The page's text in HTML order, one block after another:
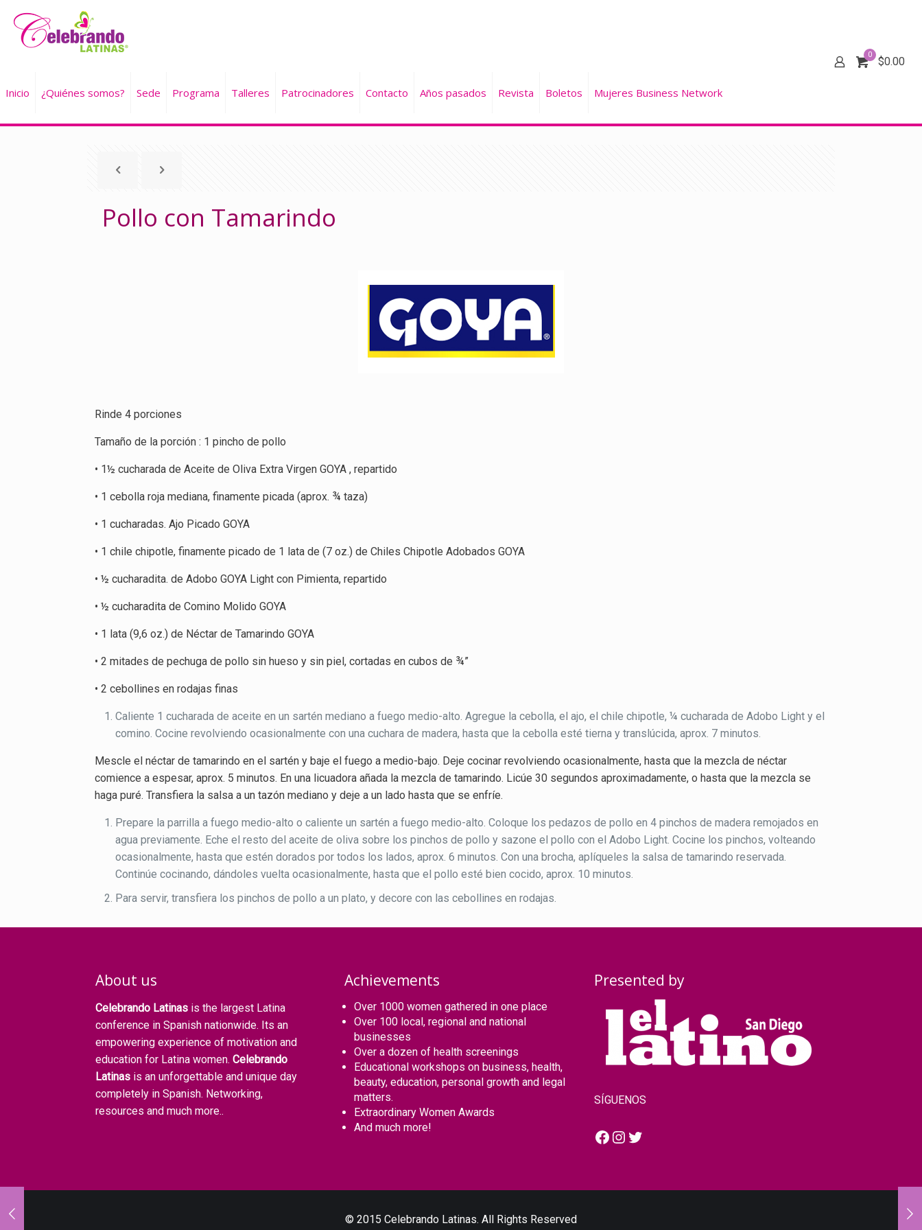
Inicio ¿Quiénes somos? Sede Programa Talleres Patrocinadores Contacto Años pasados Revista Boletos Mujeres Business Network
0
$0.00
Pollo con Tamarindo
Rinde 4 porciones
Tamaño de la porción : 1 pincho de pollo
• 1½ cucharada de Aceite de Oliva Extra Virgen GOYA , repartido
• 1 cebolla roja mediana, finamente picada (aprox. ¾ taza)
• 1 cucharadas. Ajo Picado GOYA
• 1 chile chipotle, finamente picado de 1 lata de (7 oz.) de Chiles Chipotle Adobados GOYA
• ½ cucharadita. de Adobo GOYA Light con Pimienta, repartido
• ½ cucharadita de Comino Molido GOYA
• 1 lata (9,6 oz.) de Néctar de Tamarindo GOYA
• 2 mitades de pechuga de pollo sin hueso y sin piel, cortadas en cubos de ¾”
• 2 cebollines en rodajas finas
Caliente 1 cucharada de aceite en un sartén mediano a fuego medio-alto. Agregue la cebolla, el ajo, el chile chipotle, ¼ cucharada de Adobo Light y el
comino. Cocine revolviendo ocasionalmente con una cuchara de madera, hasta que la cebolla esté tierna y translúcida, aprox. 7 minutos.
Mescle el néctar de tamarindo en el sartén y baje el fuego a medio-bajo. Deje cocinar revolviendo ocasionalmente, hasta que la mezcla de néctar
comience a espesar, aprox. 5 minutos. En una licuadora añada la mezcla de tamarindo. Licúe 30 segundos aproximadamente, o hasta que la mezcla se
haga puré. Transfiera la salsa a un tazón mediano y deje a un lado hasta que se enfríe.
Prepare la parrilla a fuego medio-alto o caliente un sartén a fuego medio-alto. Coloque los pedazos de pollo en 4 pinchos de madera remojados en
agua previamente. Eche el resto del aceite de oliva sobre los pinchos de pollo y sazone el pollo con el Adobo Light. Cocine los pinchos, volteando
ocasionalmente, hasta que estén dorados por todos los lados, aprox. 6 minutos. Con una brocha, aplíqueles la salsa de tamarindo reservada.
Continúe cocinando, dándoles vuelta ocasionalmente, hasta que el pollo esté bien cocido, aprox. 10 minutos.
Para servir, transfiera los pinchos de pollo a un plato, y decore con las cebollines en rodajas.
About us
Celebrando Latinas is the largest Latina
conference in Spanish nationwide. Its an
empowering experience of motivation and
education for Latina women. Celebrando
Latinas is an unforgettable and unique day
completely in Spanish. Networking,
resources and much more..
Achievements
Over 1000 women gathered in one place
Over 100 local, regional and national
businesses
Over a dozen of health screenings
Educational workshops on business, health,
beauty, education, personal growth and legal
matters.
Extraordinary Women Awards
And much more!
Presented by
SÍGUENOS
Facebook
Instagram
Twitter
© 2015 Celebrando Latinas. All Rights Reserved